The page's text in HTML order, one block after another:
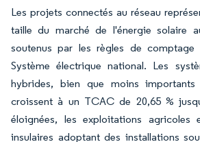
Les projets connectés au réseau
taille du marché de l'énergie solaire
soutenus par les règles de
Système électrique national. Les
hybrides, bien que moins importants
croissent à un TCAC de 20,65 %
éloignées, les exploitations agricoles
insulaires adoptant des installations